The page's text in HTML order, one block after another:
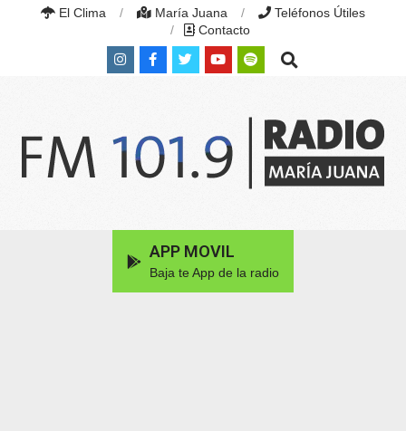
El Clima María Juana
Teléfonos Útiles
Contacto
Search
APP MOVIL
Baja te App de la radio